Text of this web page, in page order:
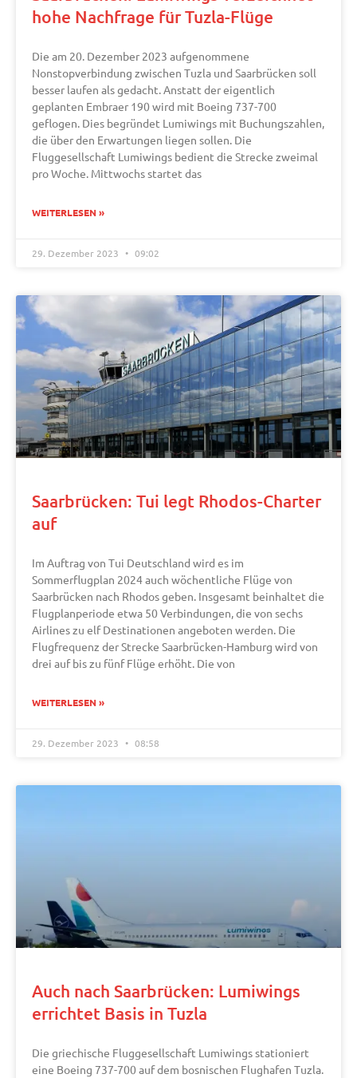
hohe Nachfrage für Tuzla-Flüge
Die am 20. Dezember 2023 aufgenommene
Nonstopverbindung zwischen Tuzla und Saarbrücken soll
besser laufen als gedacht. Anstatt der eigentlich
geplanten Embraer 190 wird mit Boeing 737-700
geflogen. Dies begründet Lumiwings mit Buchungszahlen,
die über den Erwartungen liegen sollen. Die
Fluggesellschaft Lumiwings bedient die Strecke zweimal
pro Woche. Mittwochs startet das
WEITERLESEN »
29. Dezember 2023 09:02
Saarbrücken: Tui legt Rhodos-Charter
auf
Im Auftrag von Tui Deutschland wird es im
Sommerflugplan 2024 auch wöchentliche Flüge von
Saarbrücken nach Rhodos geben. Insgesamt beinhaltet die
Flugplanperiode etwa 50 Verbindungen, die von sechs
Airlines zu elf Destinationen angeboten werden. Die
Flugfrequenz der Strecke Saarbrücken-Hamburg wird von
drei auf bis zu fünf Flüge erhöht. Die von
WEITERLESEN »
29. Dezember 2023 08:58
Auch nach Saarbrücken: Lumiwings
errichtet Basis in Tuzla
Die griechische Fluggesellschaft Lumiwings stationiert
eine Boeing 737-700 auf dem bosnischen Flughafen Tuzla.